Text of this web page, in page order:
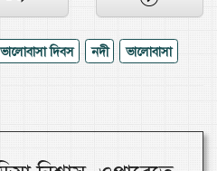
ভালোবাসা দিবস নদী ভালোবাসা